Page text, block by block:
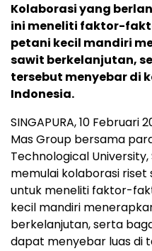
Kolaborasi yang
ini meneliti faktor-
petani kecil mandiri
sawit berkelanjutan,
tersebut menyebar di
Indonesia.
SINGAPURA, 10
Mas Group bersama
Technological
memulai kolaborasi
untuk meneliti faktor-
kecil mandiri
berkelanjutan, serta
dapat menyebar luas di